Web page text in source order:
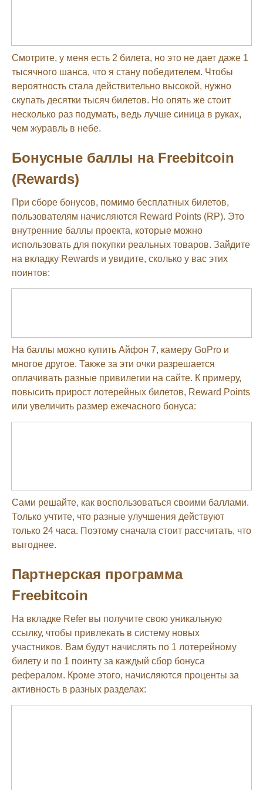
Смотрите, у меня есть 2 билета, но это не дает даже 1
тысячного шанса, что я стану победителем. Чтобы
вероятность стала действительно высокой, нужно
скупать десятки тысяч билетов. Но опять же стоит
несколько раз подумать, ведь лучше синица в руках,
чем журавль в небе.
Бонусные баллы на Freebitcoin
(Rewards)
При сборе бонусов, помимо бесплатных билетов,
пользователям начисляются Reward Points (RP). Это
внутренние баллы проекта, которые можно
использовать для покупки реальных товаров. Зайдите
на вкладку Rewards и увидите, сколько у вас этих
поинтов:
На баллы можно купить Айфон 7, камеру GoPro и
многое другое. Также за эти очки разрешается
оплачивать разные привилегии на сайте. К примеру,
повысить прирост лотерейных билетов, Reward Points
или увеличить размер ежечасного бонуса:
Сами решайте, как воспользоваться своими баллами.
Только учтите, что разные улучшения действуют
только 24 часа. Поэтому сначала стоит рассчитать, что
выгоднее.
Партнерская программа
Freebitcoin
На вкладке Refer вы получите свою уникальную
ссылку, чтобы привлекать в систему новых
участников. Вам будут начислять по 1 лотерейному
билету и по 1 поинту за каждый сбор бонуса
рефералом. Кроме этого, начисляются проценты за
активность в разных разделах: